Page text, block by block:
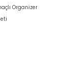
Organizer